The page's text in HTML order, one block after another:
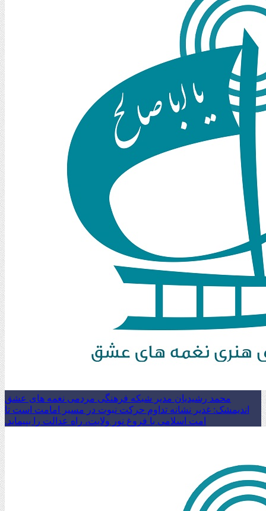
محمد رشیدیان مدیر شبکه فرهنگی مردمی نغمه های عشق
اندیمشک: غدیر نشانه تداوم حرکت نبوت در مسیر امامت است تا
امت اسلامی با فروغ نور ولایت، راه عدالت را بپیماید.